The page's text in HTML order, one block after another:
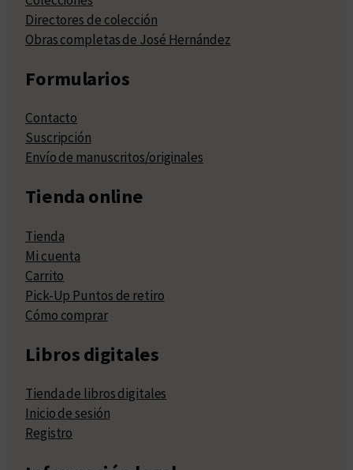
Directores de colección
Obras completas de José Hernández
Formularios
Contacto
Suscripción
Envío de manuscritos/originales
Tienda online
Tienda
Mi cuenta
Carrito
Pick-Up Puntos de retiro
Cómo comprar
Libros digitales
Tienda de libros digitales
Inicio de sesión
Registro